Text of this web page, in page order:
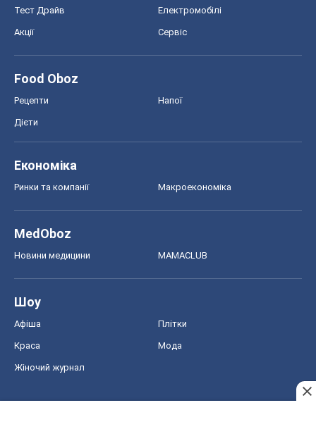
Тест Драйв Електромобілі
Акції Сервіс
Food Oboz
Рецепти Напої
Дієти
Економіка
Ринки та компанії Макроекономіка
MedOboz
Новини медицини MAMACLUB
Шоу
Афіша Плітки
Краса Мода
Жіночий журнал